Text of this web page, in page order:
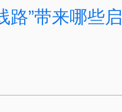
路”带来哪些启